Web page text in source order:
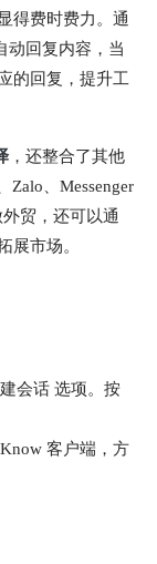
得费时费力。通
动回复内容，当
的回复，提升工
，还整合了其他
Zalo、Messenger
贸，还可以通
展市场。
会话 选项。按
客户端，方